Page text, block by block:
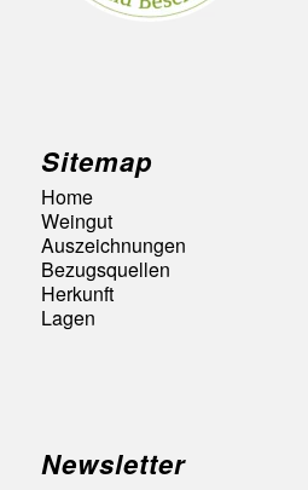
Sitemap
Home
Weingut
Auszeichnungen
Bezugsquellen
Herkunft
Lagen
Newsletter